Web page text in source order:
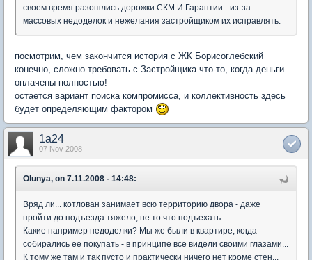
своем время разошлись дорожки CКМ И Гарантии - из-за
массовых недоделок и нежелания застройщиком их исправлять.
посмотрим, чем закончится история с ЖК Борисоглебский
конечно, сложно требовать с Застройщика что-то, когда деньги
оплачены полностью!
остается вариант поиска компромисса, и коллективность здесь
будет определяющим фактором
1a24
07 Nov 2008
Olunya, on 7.11.2008 - 14:48:
Вряд ли... котлован занимает всю территорию двора - даже
пройти до подъезда тяжело, не то что подъехать...
Какие например недоделки? Мы же были в квартире, когда
собирались ее покупать - в принципе все видели своими глазами...
К тому же там и так пусто и практически ничего нет кроме стен...